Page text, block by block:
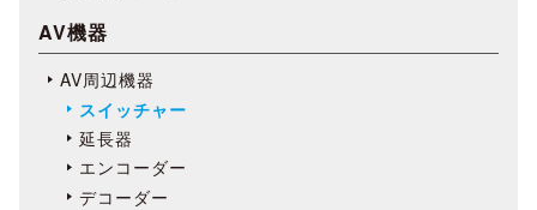
AV機器
AV周辺機器
スイッチャー
延長器
エンコーダー
デコーダー